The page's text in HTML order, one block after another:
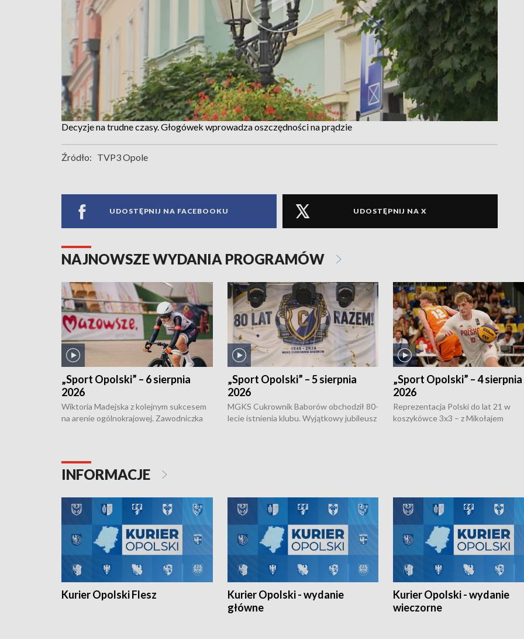
Decyzje na trudne czasy. Głogówek wprowadza oszczędności na prądzie
Źródło: TVP3 Opole
UDOSTĘPNIJ NA FACEBOOKU UDOSTĘPNIJ NA X
NAJNOWSZE WYDANIA PROGRAMÓW
„Sport Opolski” – 6 sierpnia
2026
Wiktoria Madejska z kolejnym sukcesem
na arenie ogólnokrajowej. Zawodniczka
torowym.
„Sport Opolski” – 5 sierpnia
2026
MGKS Cukrownik Baborów obchodził 80-
lecie istnienia klubu. Wyjątkowy jubileusz
„Sport Opolski” – 4 sierpnia
2026
Reprezentacja Polski do lat 21 w
koszykówce 3x3 – z Mikołajem
INFORMACJE
Kurier Opolski Flesz
Kurier Opolski - wydanie
główne
Kurier Opolski - wydanie
wieczorne